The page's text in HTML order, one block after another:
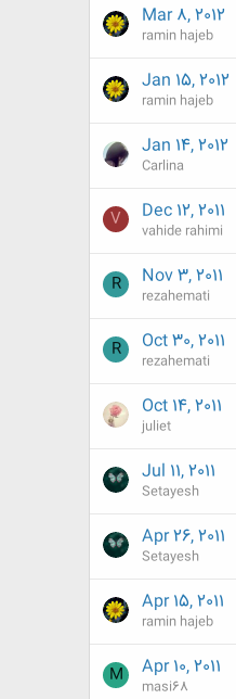
Mar 8, 2012
ramin hajeb
Jan 15, 2012
ramin hajeb
Jan 14, 2012
Carlina
Dec 12, 2011
vahide rahimi
V
Nov 3, 2011
rezahemati
R
Oct 30, 2011
rezahemati
R
Oct 14, 2011
juliet
Jul 11, 2011
Setayesh
Apr 26, 2011
Setayesh
Apr 15, 2011
ramin hajeb
Apr 10, 2011
masi68
M